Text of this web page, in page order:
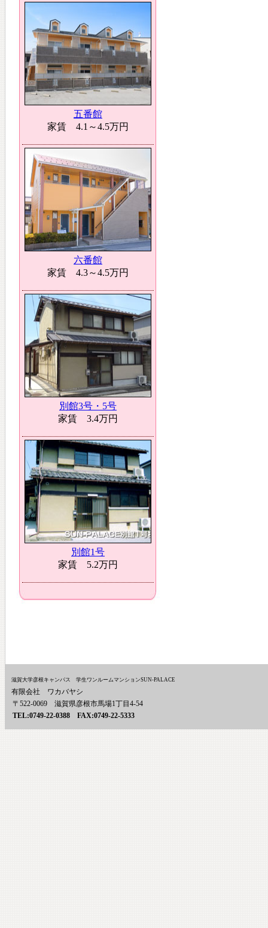
滋賀大学彦根キャンパス 学生ワンルームマンションSUN-PALACE
有限会社 ワカバヤシ
〒522-0069 滋賀県彦根市馬場1丁目4-54
TEL:0749-22-0388 FAX:0749-22-5333